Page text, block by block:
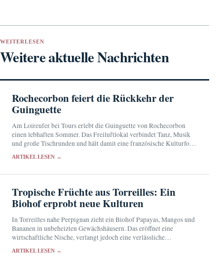
WEITERLESEN
Weitere aktuelle Nachrichten
Rochecorbon feiert die Rückkehr der
Guinguette
Am Loireufer bei Tours erlebt die Guinguette von Rochecorbon
einen lebhaften Sommer. Das Freiluftlokal verbindet Tanz, Musik
und große Tischrunden und hält damit eine französische Kulturform
ARTIKEL LESEN →
Tropische Früchte aus Torreilles: Ein
Biohof erprobt neue Kulturen
In Torreilles nahe Perpignan zieht ein Biohof Papayas, Mangos und
Bananen in unbeheizten Gewächshäusern. Das eröffnet eine
wirtschaftliche Nische, verlangt jedoch eine verlässliche
ARTIKEL LESEN →